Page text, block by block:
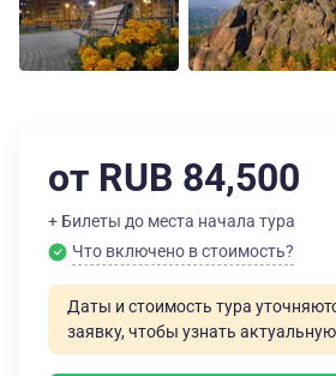
от RUB 84,500
+ Билеты до места начала тура
Что включено в стоимость?
Даты и стоимость тура
заявку, чтобы узнать